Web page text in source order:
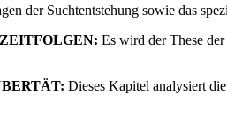
der Suchtentstehung sowie das
Es wird der These
Dieses Kapitel analysiert